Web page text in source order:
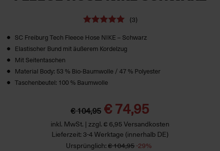
(3)
SC Freiburg Tech Fleece Hose NIKE – Schwarz
Elastischer Bund mit äußerem Kordelzug
Mit Seitentaschen
Material Body: 53 % Bio-Baumwolle / 47 % Polyester
Taschenbeutel: 100 % Baumwolle
€ 104,95 € 74,95
inkl. MwSt. | zzgl. € 6,95 Versandkosten
Lieferzeit: 3-4 Werktage (innerhalb DE)
Ursprünglich: € 104,95-29%